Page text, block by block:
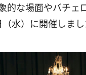
的な場面やバチェ
水）に開催しまし